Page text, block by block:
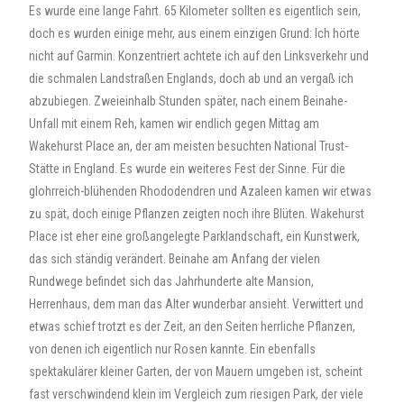
Es wurde eine lange Fahrt. 65 Kilometer sollten es eigentlich sein,
doch es wurden einige mehr, aus einem einzigen Grund: Ich hörte
nicht auf Garmin. Konzentriert achtete ich auf den Linksverkehr und
die schmalen Landstraßen Englands, doch ab und an vergaß ich
abzubiegen. Zweieinhalb Stunden später, nach einem Beinahe-
Unfall mit einem Reh, kamen wir endlich gegen Mittag am
Wakehurst Place an, der am meisten besuchten National Trust-
Stätte in England. Es wurde ein weiteres Fest der Sinne. Für die
glohrreich-blühenden Rhododendren und Azaleen kamen wir etwas
zu spät, doch einige Pflanzen zeigten noch ihre Blüten. Wakehurst
Place ist eher eine großangelegte Parklandschaft, ein Kunstwerk,
das sich ständig verändert. Beinahe am Anfang der vielen
Rundwege befindet sich das Jahrhunderte alte Mansion,
Herrenhaus, dem man das Alter wunderbar ansieht. Verwittert und
etwas schief trotzt es der Zeit, an den Seiten herrliche Pflanzen,
von denen ich eigentlich nur Rosen kannte. Ein ebenfalls
spektakulärer kleiner Garten, der von Mauern umgeben ist, scheint
fast verschwindend klein im Vergleich zum riesigen Park, der viele